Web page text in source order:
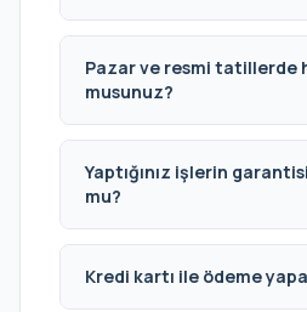
Pazar ve resmi tatillerde
musunuz?
Yaptığınız işlerin
mu?
Kredi kartı ile ödeme